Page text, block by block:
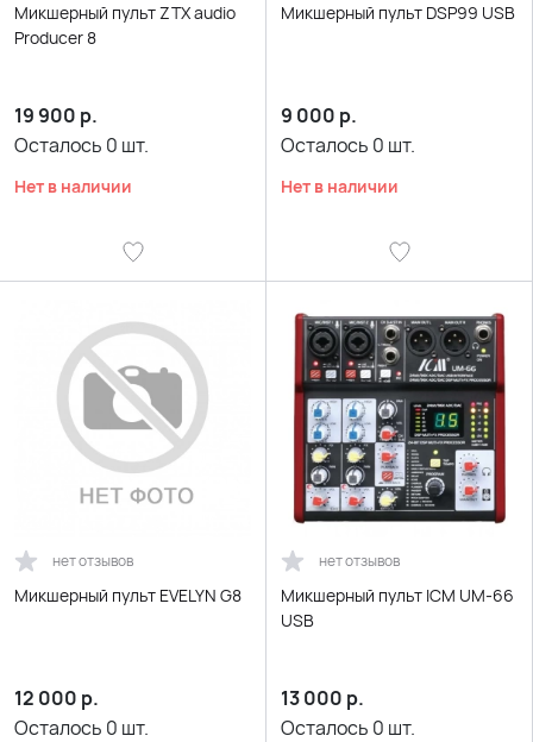
Микшерный пульт ZTX audio
Producer 8
19 900 р.
Осталось 0 шт.
Нет в наличии
Микшерный пульт DSP99 USB
9 000 р.
Осталось 0 шт.
Нет в наличии
нет отзывов
Микшерный пульт EVELYN G8
12 000 р.
Осталось 0 шт.
нет отзывов
Микшерный пульт ICM UM-66
USB
13 000 р.
Осталось 0 шт.